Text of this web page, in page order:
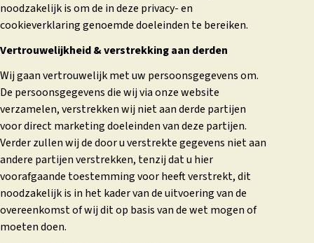
noodzakelijk is om de in deze privacy- en
cookieverklaring genoemde doeleinden te bereiken.
Vertrouwelijkheid & verstrekking aan derden
Wij gaan vertrouwelijk met uw persoonsgegevens om.
De persoonsgegevens die wij via onze website
verzamelen, verstrekken wij niet aan derde partijen
voor direct marketing doeleinden van deze partijen.
Verder zullen wij de door u verstrekte gegevens niet aan
andere partijen verstrekken, tenzij dat u hier
voorafgaande toestemming voor heeft verstrekt, dit
noodzakelijk is in het kader van de uitvoering van de
overeenkomst of wij dit op basis van de wet mogen of
moeten doen.